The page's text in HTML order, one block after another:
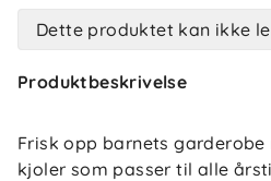
Dette produktet kan ikke
Produktbeskrivelse
Frisk opp barnets
kjoler som passer til alle